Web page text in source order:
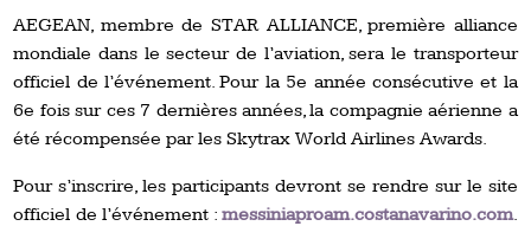
AEGEAN, membre de STAR ALLIANCE, première alliance
mondiale dans le secteur de l’aviation, sera le transporteur
officiel de l’événement. Pour la 5e année consécutive et la
6e fois sur ces 7 dernières années, la compagnie aérienne a
été récompensée par les Skytrax World Airlines Awards.
Pour s’inscrire, les participants devront se rendre sur le site
officiel de l’événement : messiniaproam.costanavarino.com.